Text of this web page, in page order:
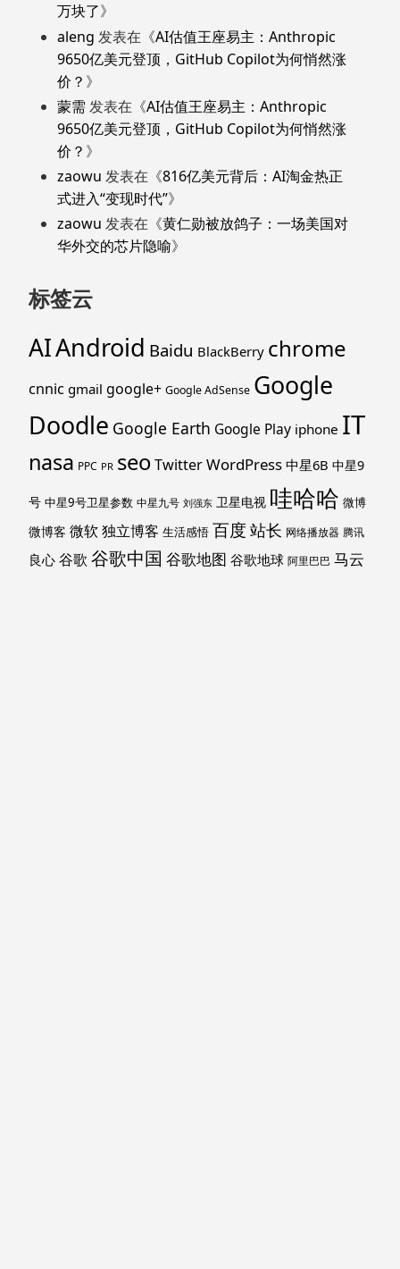
万块了》
aleng 发表在《AI估值王座易主：Anthropic
9650亿美元登顶，GitHub Copilot为何悄然涨
价？ 》
蒙需 发表在《AI估值王座易主：Anthropic
9650亿美元登顶，GitHub Copilot为何悄然涨
价？ 》
zaowu 发表在《816亿美元背后：AI淘金热正
式进入“变现时代”》
zaowu 发表在《黄仁勋被放鸽子：一场美国对
华外交的芯片隐喻》
标签云
AIAndroid Baidu BlackBerry chrome
cnnic gmail google+ Google AdSense Google
Doodle Google Earth Google Play iphone IT
nasa PPC PR seoTwitterWordPress 中星6B 中星9
号 中星9号卫星参数 中星九号 刘强东 卫星电视 哇哈哈 微博
微博客 微软独立博客 生活感悟 百度 站长 网络播放器 腾讯
良心 谷歌 谷歌中国 谷歌地图 谷歌地球 阿里巴巴 马云